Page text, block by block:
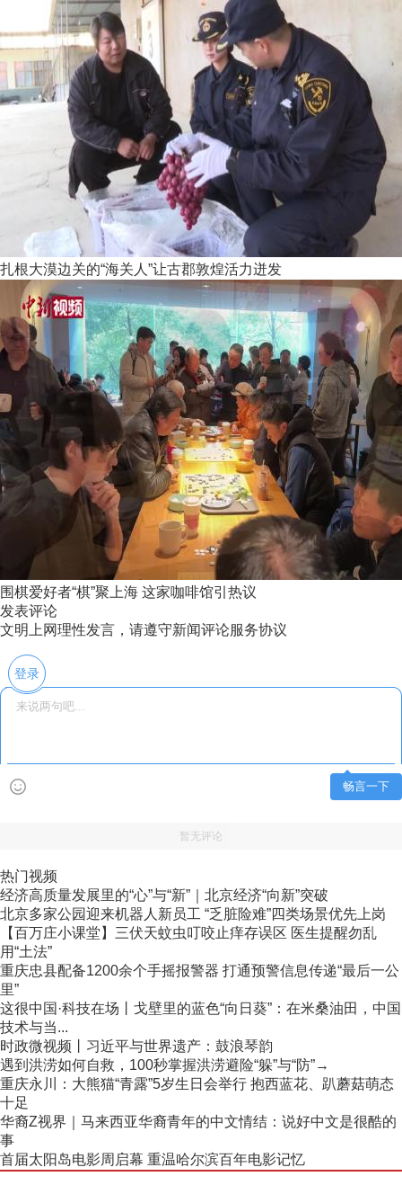
扎根大漠边关的“海关人”让古郡敦煌活力迸发
围棋爱好者“棋”聚上海 这家咖啡馆引热议
发表评论
文明上网理性发言，请遵守新闻评论服务协议
登录
畅言一下
暂无评论
热门视频
经济高质量发展里的“心”与“新”｜北京经济“向新”突破
北京多家公园迎来机器人新员工 “乏脏险难”四类场景优先上岗
【百万庄小课堂】三伏天蚊虫叮咬止痒存误区 医生提醒勿乱
用“土法”
重庆忠县配备1200余个手摇报警器 打通预警信息传递“最后一公
里”
这很中国·科技在场丨戈壁里的蓝色“向日葵”：在米桑油田，中国
技术与当...
时政微视频丨习近平与世界遗产：鼓浪琴韵
遇到洪涝如何自救，100秒掌握洪涝避险“躲”与“防”→
重庆永川：大熊猫“青露”5岁生日会举行 抱西蓝花、趴蘑菇萌态
十足
华裔Z视界｜马来西亚华裔青年的中文情结：说好中文是很酷的
事
首届太阳岛电影周启幕 重温哈尔滨百年电影记忆